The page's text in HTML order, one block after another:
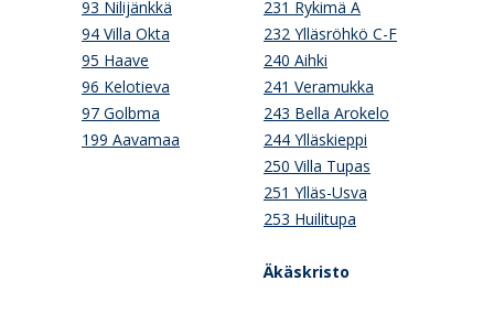
93 Nilijänkkä
94 Villa Okta
95 Haave
96 Kelotieva
97 Golbma
199 Aavamaa
231 Rykimä A
232 Ylläsröhkö C-F
240 Aihki
241 Veramukka
243 Bella Arokelo
244 Ylläskieppi
250 Villa Tupas
251 Ylläs-Usva
253 Huilitupa
Äkäskristo